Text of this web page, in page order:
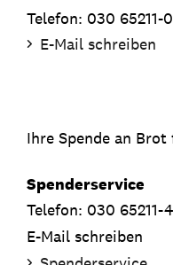
Telefon: 030 65211-0
E-Mail schreiben
Ihre Spende an
Spenderservice
Telefon: 030 65211-
E-Mail schreiben